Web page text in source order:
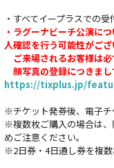
・すべてイープラスでの
・ラグーナビーチ公演に
人確認を行う可能性がござ
ご来場されるお客様は
顔写真の登録につきまし
https://tixplus.jp/
※チケット発券後、電子チ
※複数枚ご購入の場合は
めご注意ください。
※2日券・4日通し券を複数